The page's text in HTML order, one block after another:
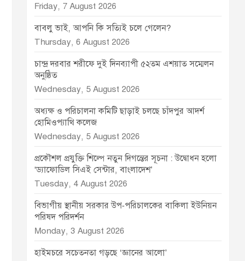
Friday, 7 August 2026
বাবলু ভাই, আপনি কি সত্যিই চলে গেলেন?
Thursday, 6 August 2026
চান্দ্র দরবার শরীফে দুই দিনব্যাপী ৫২তম এশয়াত সম্মেলন
অনুষ্ঠিত
Wednesday, 5 August 2026
অধ্যক্ষ ও পরিচালনা কমিটি ছাড়াই চলছে চাঁদপুর আদর্শ
হোমিওপ্যাথি কলেজ
Wednesday, 5 August 2026
প্রকৌশল প্রযুক্তি শিল্পে নতুন দিগন্তের সূচনা : উদ্বোধন হলো
‘ড্যাফোডিল সিএই সেন্টার, বাংলাদেশ’
Tuesday, 4 August 2026
বিভাগীয় স্থানীয় সরকার উপ-পরিচালকের বাকিলা ইউনিয়ন
পরিষদ পরিদর্শন
Monday, 3 August 2026
হাইমচরে সচেতনতা গড়ছে ‘জ্ঞানের আলো’